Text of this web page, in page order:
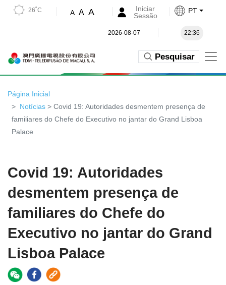
26˚C A A A
Iniciar
Sessão
PT
2026-08-07 22:36
Pesquisar
Página Inicial
Notícias > Covid 19: Autoridades desmentem presença de
familiares do Chefe do Executivo no jantar do Grand Lisboa
Palace
Covid 19: Autoridades
desmentem presença de
familiares do Chefe do
Executivo no jantar do Grand
Lisboa Palace